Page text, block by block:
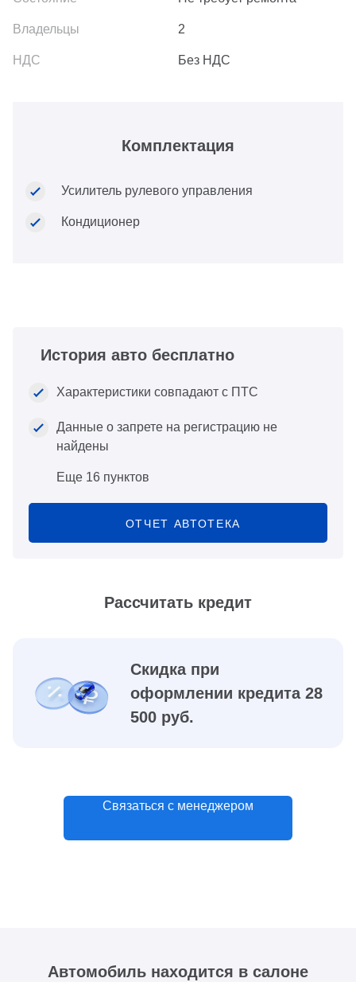
2
Без НДС
Комплектация
Усилитель рулевого управления
Кондиционер
История авто бесплатно
Характеристики совпадают с ПТС
Данные о запрете на регистрацию не
найдены
Еще 16 пунктов
ОТЧЕТ АВТОТЕКА
Рассчитать кредит
Скидка при
оформлении кредита 28
500 руб.
Связаться с менеджером
Автомобиль находится в салоне